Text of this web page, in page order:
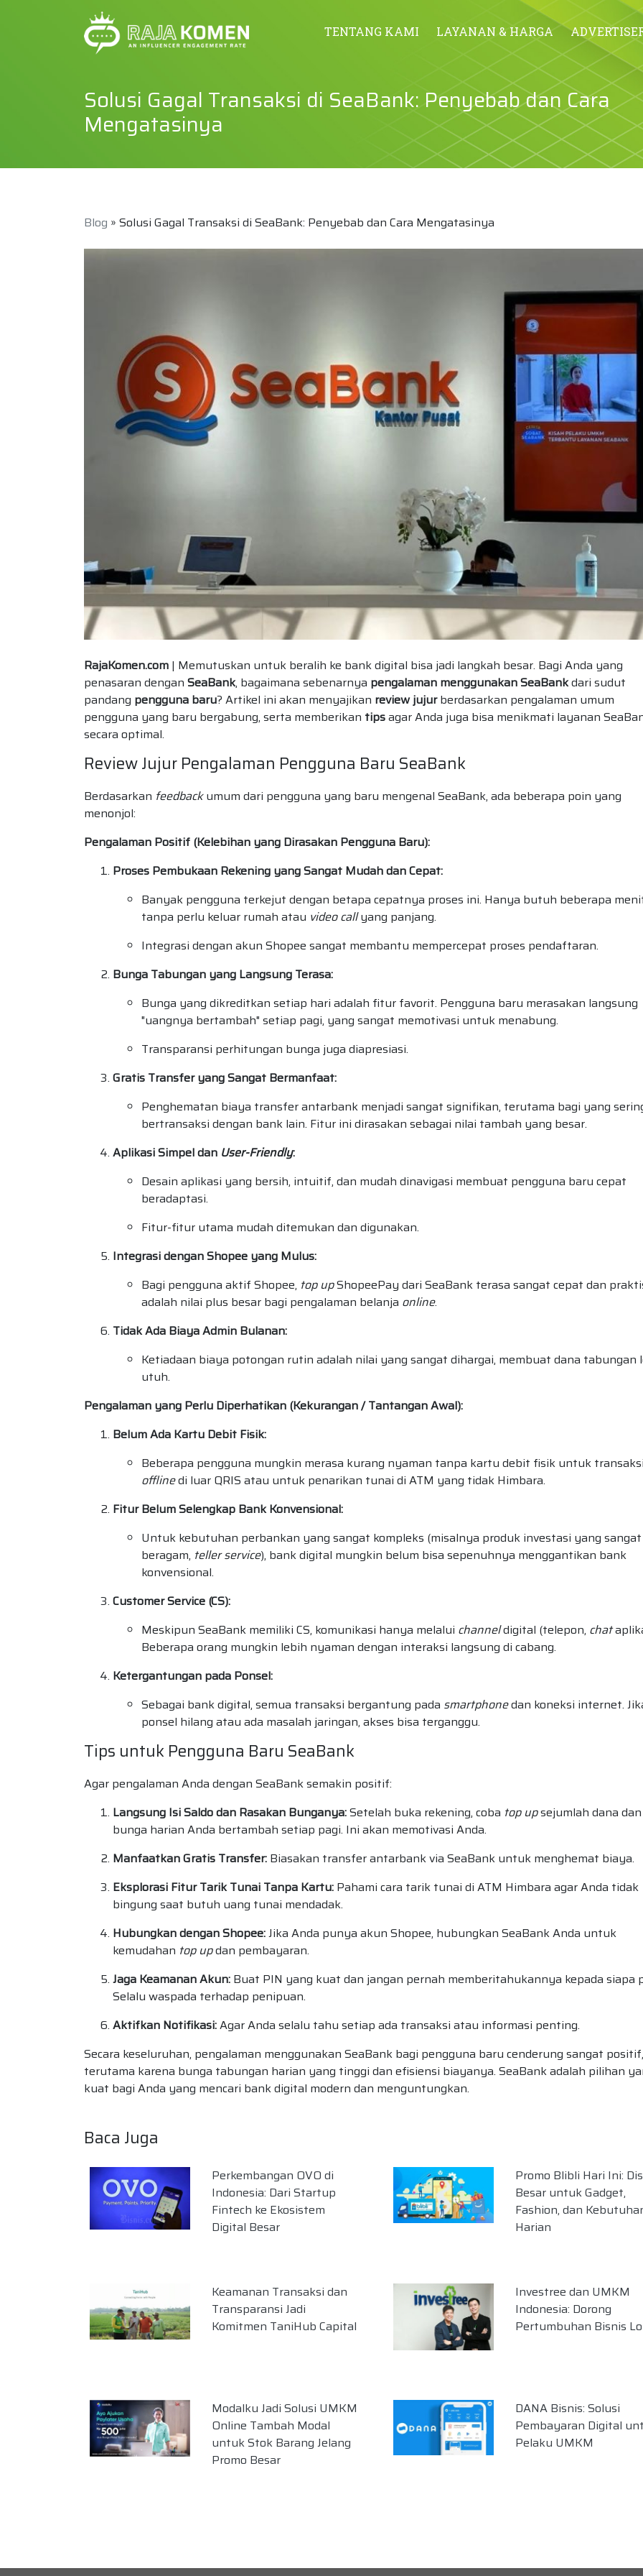
TENTANG KAMI LAYANAN & HARGA
Solusi Gagal Transaksi di SeaBank: Penyebab dan Cara
Mengatasinya
Blog » Solusi Gagal Transaksi di SeaBank: Penyebab dan Cara Mengatasinya
RajaKomen.com | Memutuskan untuk beralih ke bank digital bisa jadi langkah besar. Bagi Anda yang
penasaran dengan SeaBank, bagaimana sebenarnya pengalaman menggunakan SeaBankdari sudut
pandang pengguna baru? Artikel ini akan menyajikan review jujurberdasarkan pengalaman umum
pengguna yang baru bergabung, serta memberikan tipsagar Anda juga bisa menikmati layanan
secara optimal.
Review Jujur Pengalaman Pengguna Baru SeaBank
Berdasarkan feedbackumum dari pengguna yang baru mengenal SeaBank, ada beberapa poin yang
menonjol:
Pengalaman Positif (Kelebihan yang Dirasakan Pengguna Baru):
Proses Pembukaan Rekening yang Sangat Mudah dan Cepat:
Banyak pengguna terkejut dengan betapa cepatnya proses ini. Hanya butuh beberapa
tanpa perlu keluar rumah atau video callyang panjang.
Integrasi dengan akun Shopee sangat membantu mempercepat proses pendaftaran.
Bunga Tabungan yang Langsung Terasa:
Bunga yang dikreditkan setiap hari adalah fitur favorit. Pengguna baru merasakan langsung
"uangnya bertambah" setiap pagi, yang sangat memotivasi untuk menabung.
Transparansi perhitungan bunga juga diapresiasi.
Gratis Transfer yang Sangat Bermanfaat:
Penghematan biaya transfer antarbank menjadi sangat signifikan, terutama bagi yang
bertransaksi dengan bank lain. Fitur ini dirasakan sebagai nilai tambah yang besar.
Aplikasi Simpel dan User-Friendly:
Desain aplikasi yang bersih, intuitif, dan mudah dinavigasi membuat pengguna baru cepat
beradaptasi.
Fitur-fitur utama mudah ditemukan dan digunakan.
Integrasi dengan Shopee yang Mulus:
Bagi pengguna aktif Shopee, top upShopeePay dari SeaBank terasa sangat cepat dan
adalah nilai plus besar bagi pengalaman belanja online.
Tidak Ada Biaya Admin Bulanan:
Ketiadaan biaya potongan rutin adalah nilai yang sangat dihargai, membuat dana tabungan
utuh.
Pengalaman yang Perlu Diperhatikan (Kekurangan / Tantangan Awal):
Belum Ada Kartu Debit Fisik:
Beberapa pengguna mungkin merasa kurang nyaman tanpa kartu debit fisik untuk transaksi
offlinedi luar QRIS atau untuk penarikan tunai di ATM yang tidak Himbara.
Fitur Belum Selengkap Bank Konvensional:
Untuk kebutuhan perbankan yang sangat kompleks (misalnya produk investasi yang sangat
beragam, teller service), bank digital mungkin belum bisa sepenuhnya menggantikan bank
konvensional.
Customer Service (CS):
Meskipun SeaBank memiliki CS, komunikasi hanya melalui channeldigital (telepon, chat
Beberapa orang mungkin lebih nyaman dengan interaksi langsung di cabang.
Ketergantungan pada Ponsel:
Sebagai bank digital, semua transaksi bergantung pada smartphonedan koneksi internet.
ponsel hilang atau ada masalah jaringan, akses bisa terganggu.
Tips untuk Pengguna Baru SeaBank
Agar pengalaman Anda dengan SeaBank semakin positif:
Langsung Isi Saldo dan Rasakan Bunganya:Setelah buka rekening, coba top upsejumlah dana
bunga harian Anda bertambah setiap pagi. Ini akan memotivasi Anda.
Manfaatkan Gratis Transfer: Biasakan transfer antarbank via SeaBank untuk menghemat biaya.
Eksplorasi Fitur Tarik Tunai Tanpa Kartu: Pahami cara tarik tunai di ATM Himbara agar Anda tidak
bingung saat butuh uang tunai mendadak.
Hubungkan dengan Shopee:Jika Anda punya akun Shopee, hubungkan SeaBank Anda untuk
kemudahan top updan pembayaran.
Jaga Keamanan Akun: Buat PIN yang kuat dan jangan pernah memberitahukannya kepada siapa
Selalu waspada terhadap penipuan.
Aktifkan Notifikasi:Agar Anda selalu tahu setiap ada transaksi atau informasi penting.
Secara keseluruhan, pengalaman menggunakan SeaBank bagi pengguna baru cenderung sangat positif,
terutama karena bunga tabungan harian yang tinggi dan efisiensi biayanya. SeaBank adalah pilihan
kuat bagi Anda yang mencari bank digital modern dan menguntungkan.
Baca Juga
Perkembangan OVO di
Indonesia: Dari Startup
Fintech ke Ekosistem
Digital Besar
Promo Blibli Hari Ini:
Besar untuk Gadget,
Fashion, dan
Harian
Keamanan Transaksi dan
Transparansi Jadi
Komitmen TaniHub Capital
Investree dan UMKM
Indonesia: Dorong
Pertumbuhan Bisnis
Modalku Jadi Solusi UMKM
Online Tambah Modal
untuk Stok Barang Jelang
Promo Besar
DANA Bisnis: Solusi
Pembayaran Digital
Pelaku UMKM